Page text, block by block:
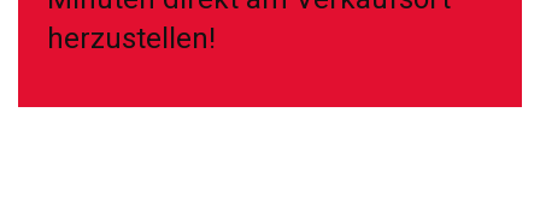
herzustellen!